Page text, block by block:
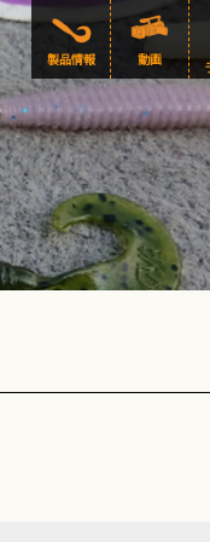
製品情報 動画